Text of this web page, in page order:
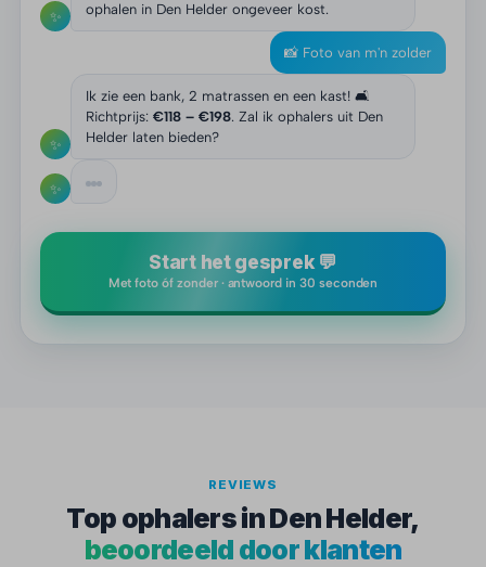
✨
ophalen in Den Helder ongeveer kost.
📸 Foto van m'n zolder
✨
Ik zie een bank, 2 matrassen en een kast! 🛋️
Richtprijs: €118 – €198. Zal ik ophalers uit Den
Helder laten bieden?
✨
Start het gesprek 💬
Met foto óf zonder · antwoord in 30 seconden
REVIEWS
Top ophalers in Den Helder,
beoordeeld door klanten